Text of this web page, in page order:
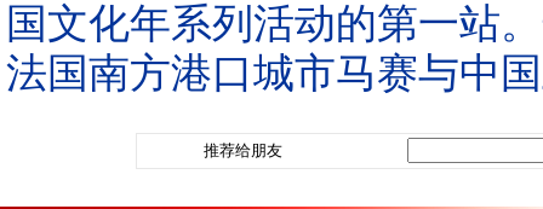
国文化年系列活动的第一站
法国南方港口城市马赛与中
推荐给朋友